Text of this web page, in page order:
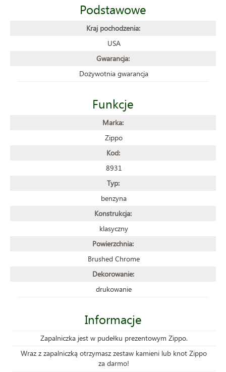
Podstawowe
Kraj pochodzenia:
USA
Gwarancja:
Dożywotnia gwarancja
Funkcje
Marka:
Zippo
Kod:
8931
Typ:
benzyna
Konstrukcja:
klasyczny
Powierzchnia:
Brushed Chrome
Dekorowanie:
drukowanie
Informacje
Zapalniczka jest w pudełku prezentowym Zippo.
Wraz z zapalniczką otrzymasz zestaw kamieni lub knot Zippo
za darmo!